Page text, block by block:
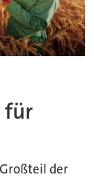
für
der